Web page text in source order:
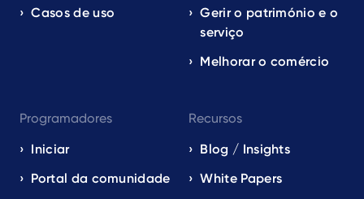
Casos de uso
Gerir o património e o
serviço
Melhorar o comércio
Programadores
Iniciar
Portal da comunidade
Recursos
Blog / Insights
White Papers